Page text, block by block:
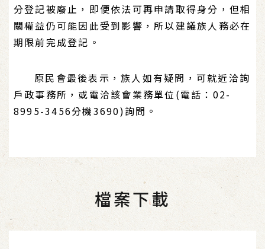
分登記被廢止，即便依法可再申請取得身分，但相
關權益仍可能因此受到影響，所以建議族人務必在
期限前完成登記。
原民會最後表示，族人如有疑問，可就近洽詢
戶政事務所，或電洽該會業務單位(電話：02-
8995-3456分機3690)詢問。
檔案下載